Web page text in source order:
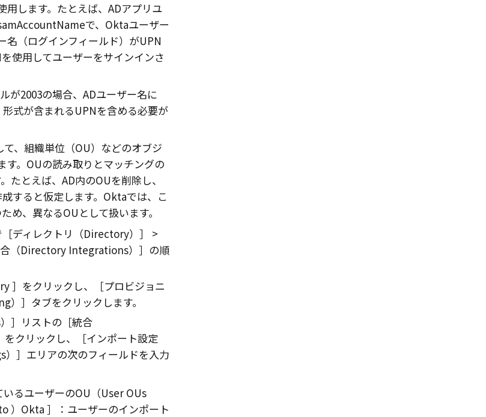
用します。たとえば、ADアプリユ
で、 Oktaユーザー
名（ログインフィールド）がUPN
使用してユーザーをサインインさ
が2003の場合、ADユーザー名に
形式が含まれるUPNを含める必要が
、組織単位（OU）などのオブジ
す。OUの読み取りとマッチングの
たとえば、AD内のOUを削除し、
すると仮定します。Oktaでは、こ
め、異なるOUとして扱います。
ディレクトリ（Directory）
（Directory Integrations）
の順
をクリックし、
プロビジョニ
）
タブをクリックします。
リストの
統合
をクリックし、
インポート設定
エリアの次のフィールドを入力
いるユーザーのOU（User OUs
） Okta
：ユーザーのインポート